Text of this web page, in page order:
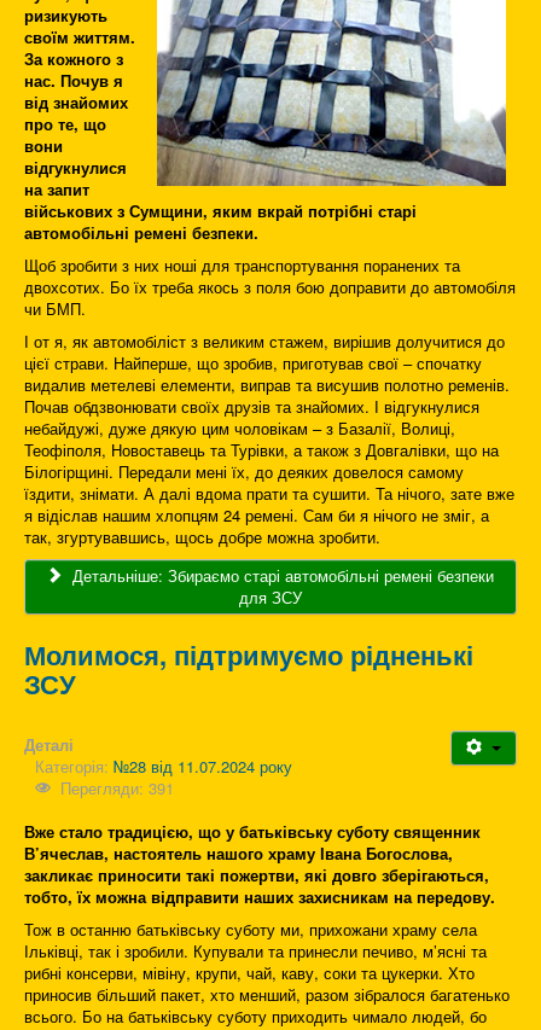
ризикують
своїм життям.
За кожного з
нас. Почув я
від знайомих
про те, що
вони
відгукнулися
на запит
військових з Сумщини, яким вкрай потрібні старі
автомобільні ремені безпеки.
Щоб зробити з них ноші для транспортування поранених та
двохсотих. Бо їх треба якось з поля бою доправити до автомобіля
чи БМП.
І от я, як автомобіліст з великим стажем, вирішив долучитися до
цієї страви. Найперше, що зробив, приготував свої – спочатку
видалив метелеві елементи, виправ та висушив полотно ременів.
Почав обдзвонювати своїх друзів та знайомих. І відгукнулися
небайдужі, дуже дякую цим чоловікам – з Базалії, Волиці,
Теофіполя, Новоставець та Турівки, а також з Довгалівки, що на
Білогірщині. Передали мені їх, до деяких довелося самому
їздити, знімати. А далі вдома прати та сушити. Та нічого, зате вже
я відіслав нашим хлопцям 24 ремені. Сам би я нічого не зміг, а
так, згуртувавшись, щось добре можна зробити.
Детальніше: Збираємо старі автомобільні ремені безпеки
для ЗСУ
Молимося, підтримуємо рідненькі
ЗСУ
Деталі
Категорія: №28 від 11.07.2024 року
Перегляди: 391
Вже стало традицією, що у батьківську суботу священник
В’ячеслав, настоятель нашого храму Івана Богослова,
закликає приносити такі пожертви, які довго зберігаються,
тобто, їх можна відправити наших захисникам на передову.
Тож в останню батьківську суботу ми, прихожани храму села
Ільківці, так і зробили. Купували та принесли печиво, м’ясні та
рибні консерви, мівіну, крупи, чай, каву, соки та цукерки. Хто
приносив більший пакет, хто менший, разом зібралося багатенько
всього. Бо на батьківську суботу приходить чимало людей, бо